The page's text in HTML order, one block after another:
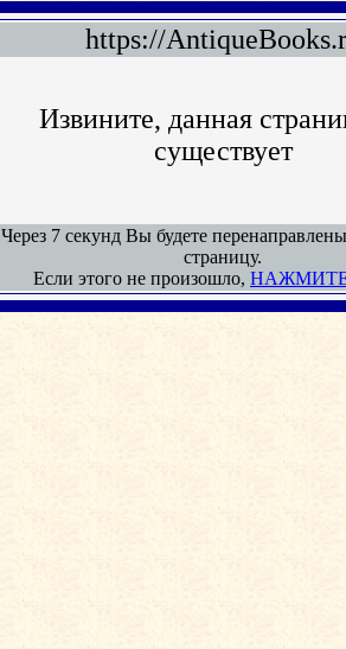
https://
Извините, данная
существует
Через 7 секунд Вы будете
страницу.
Если этого не произошло,